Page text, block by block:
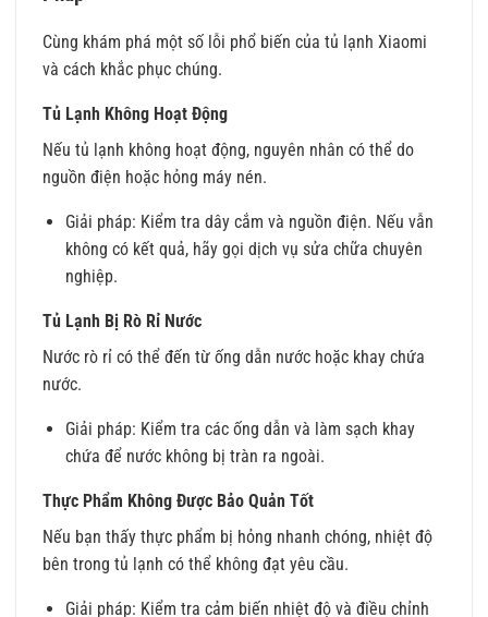
Cùng khám phá một số lỗi phổ biến của tủ lạnh Xiaomi
và cách khắc phục chúng.
Tủ Lạnh Không Hoạt Động
Nếu tủ lạnh không hoạt động, nguyên nhân có thể do
nguồn điện hoặc hỏng máy nén.
Giải pháp: Kiểm tra dây cắm và nguồn điện. Nếu vẫn
không có kết quả, hãy gọi dịch vụ sửa chữa chuyên
nghiệp.
Tủ Lạnh Bị Rò Rỉ Nước
Nước rò rỉ có thể đến từ ống dẫn nước hoặc khay chứa
nước.
Giải pháp: Kiểm tra các ống dẫn và làm sạch khay
chứa để nước không bị tràn ra ngoài.
Thực Phẩm Không Được Bảo Quản Tốt
Nếu bạn thấy thực phẩm bị hỏng nhanh chóng, nhiệt độ
bên trong tủ lạnh có thể không đạt yêu cầu.
Giải pháp: Kiểm tra cảm biến nhiệt độ và điều chỉnh